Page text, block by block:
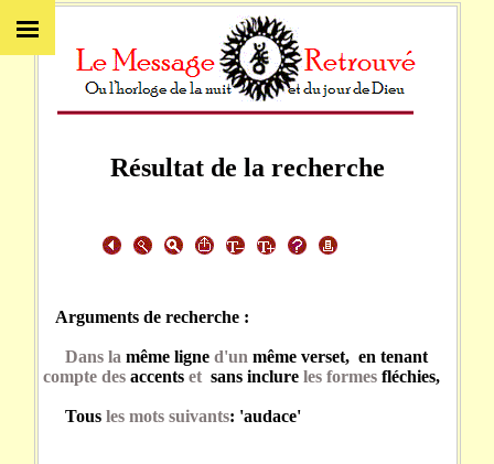
Résultat de la recherche
Arguments de recherche :
Dans la même ligne d'un même verset, en tenant
compte des accents et sans inclureles formes fléchies,
Tous les mots suivants: 'audace'